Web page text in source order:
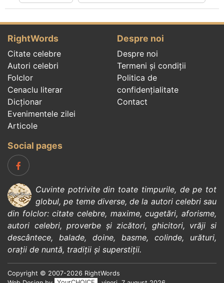
RightWords
Citate celebre
Autori celebri
Folclor
Cenaclu literar
Dicționar
Evenimentele zilei
Articole
Despre noi
Despre noi
Termeni și condiții
Politica de
confidenţialitate
Contact
Social pages
Cuvinte potrivite din toate timpurile, de pe tot
globul, pe teme diverse, de la autori celebrisau
din folclor:citate celebre, maxime,cugetări,aforisme,
autori celebri,proverbe și zicători, ghicitori, vrăji si
descântece, balade, doine, basme, colinde, urături,
orații de nuntă, tradiții și superstiții.
Copyright © 2007-2026 RightWords